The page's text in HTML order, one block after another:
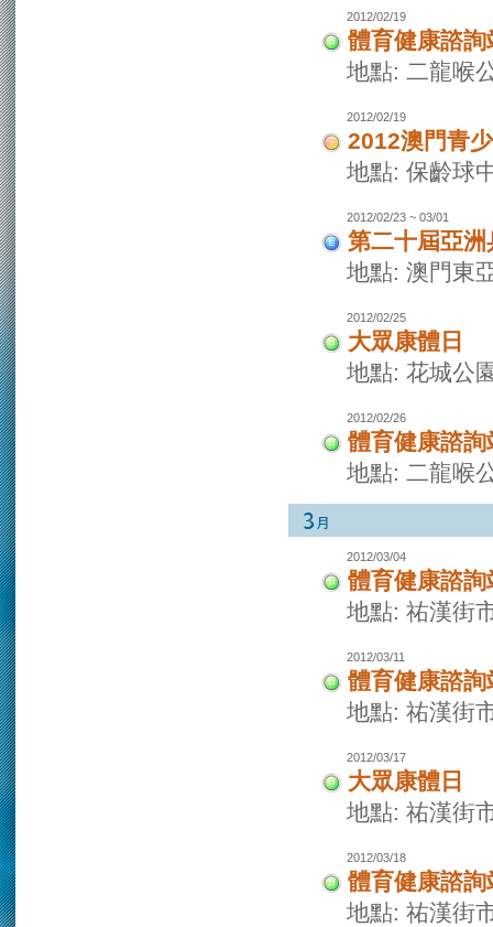
2012/02/19
體育健康諮詢
地點: 二龍喉
2012/02/19
2012澳門青
地點: 保齡球
2012/02/23 ~ 03/01
第二十屆亞
地點: 澳門東
2012/02/25
大眾康體日
地點: 花城公
2012/02/26
體育健康諮詢
地點: 二龍喉
2012/03/04
體育健康諮詢
地點: 祐漢街
2012/03/11
體育健康諮詢
地點: 祐漢街
2012/03/17
大眾康體日
地點: 祐漢街
2012/03/18
體育健康諮詢
地點: 祐漢街